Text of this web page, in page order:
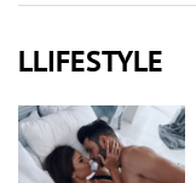
LLIFESTYLE